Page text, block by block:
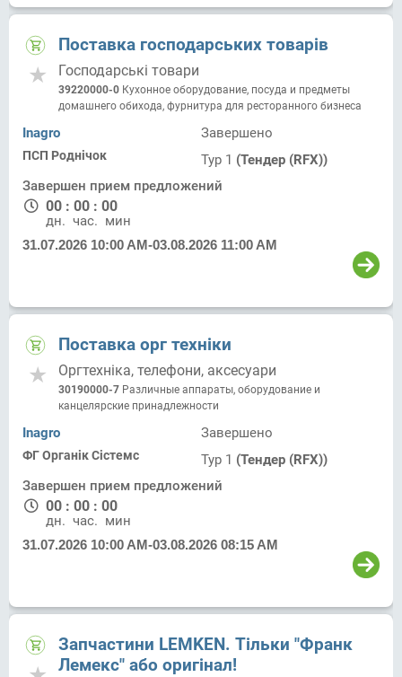
Поставка господарських товарів
Господарські товари
39220000-0 Кухонное оборудование, посуда и предметы
домашнего обихода, фурнитура для ресторанного бизнеса
Inagro
ПСП Роднічок
Завершено
Тур 1 (Тендер (RFX))
Завершен прием предложений
00 : 00 : 00
дн. час. мин.
31.07.2026 10:00 AM-03.08.2026 11:00 AM
Поставка орг техніки
Оргтехніка, телефони, аксесуари
30190000-7 Различные аппараты, оборудование и
канцелярские принадлежности
Inagro
ФГ Органік Сістемс
Завершено
Тур 1 (Тендер (RFX))
Завершен прием предложений
00 : 00 : 00
дн. час. мин.
31.07.2026 10:00 AM-03.08.2026 08:15 AM
Запчастини LEMKEN. Тільки "Франк
Лемекс" або оригінал!